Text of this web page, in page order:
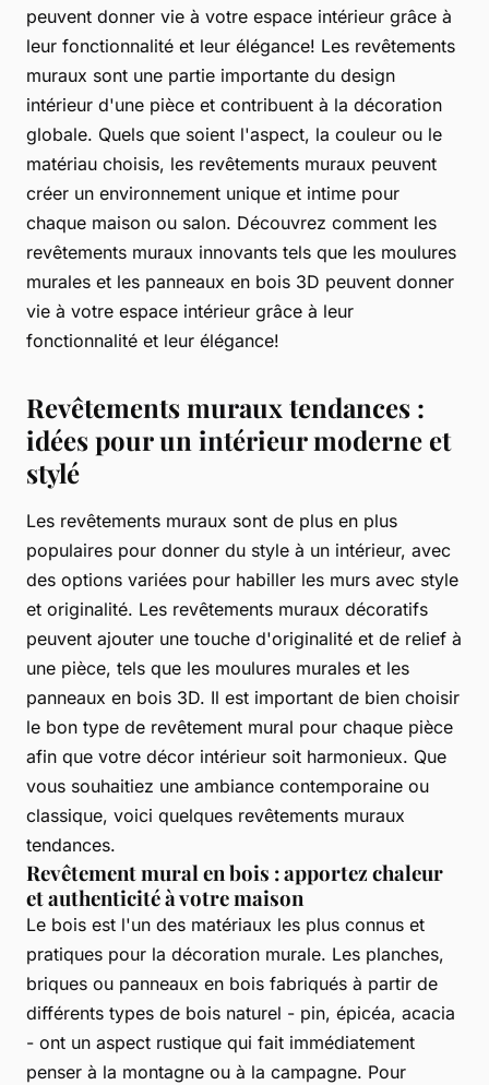
peuvent donner vie à votre espace intérieur grâce à
leur fonctionnalité et leur élégance! Les revêtements
muraux sont une partie importante du design
intérieur d'une pièce et contribuent à la décoration
globale. Quels que soient l'aspect, la couleur ou le
matériau choisis, les revêtements muraux peuvent
créer un environnement unique et intime pour
chaque maison ou salon. Découvrez comment les
revêtements muraux innovants tels que les moulures
murales et les panneaux en bois 3D peuvent donner
vie à votre espace intérieur grâce à leur
fonctionnalité et leur élégance!
Revêtements muraux tendances :
idées pour un intérieur moderne et
stylé
Les revêtements muraux sont de plus en plus
populaires pour donner du style à un intérieur, avec
des options variées pour habiller les murs avec style
et originalité. Les revêtements muraux décoratifs
peuvent ajouter une touche d'originalité et de relief à
une pièce, tels que les moulures murales et les
panneaux en bois 3D. Il est important de bien choisir
le bon type de revêtement mural pour chaque pièce
afin que votre décor intérieur soit harmonieux. Que
vous souhaitiez une ambiance contemporaine ou
classique, voici quelques revêtements muraux
tendances.
Revêtement mural en bois : apportez chaleur
et authenticité à votre maison
Le bois est l'un des matériaux les plus connus et
pratiques pour la décoration murale. Les planches,
briques ou panneaux en bois fabriqués à partir de
différents types de bois naturel - pin, épicéa, acacia
- ont un aspect rustique qui fait immédiatement
penser à la montagne ou à la campagne. Pour